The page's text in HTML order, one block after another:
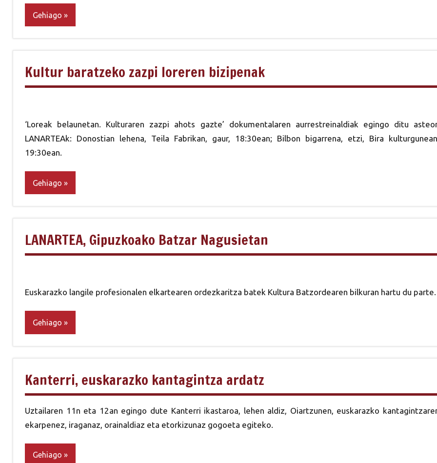
Gehiago
Kultur baratzeko zazpi loreren bizipenak
‘Loreak belaunetan. Kulturaren zazpi ahots gazte’ dokumentalaren aurrestreinaldiak egingo ditu
LANARTEAk: Donostian lehena, Teila Fabrikan, gaur, 18:30ean; Bilbon bigarrena, etzi, Bira
19:30ean.
Gehiago
LANARTEA, Gipuzkoako Batzar Nagusietan
Euskarazko langile profesionalen elkartearen ordezkaritza batek Kultura Batzordearen bilkuran hartu du parte.
Gehiago
Kanterri, euskarazko kantagintza ardatz
Uztailaren 11n eta 12an egingo dute Kanterri ikastaroa, lehen aldiz, Oiartzunen, euskarazko
ekarpenez, iraganaz, orainaldiaz eta etorkizunaz gogoeta egiteko.
Gehiago